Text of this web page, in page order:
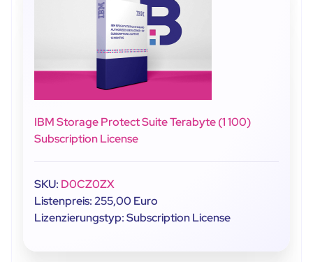
IBM Storage Protect Suite Terabyte (1 100)
Subscription License
SKU: D0CZ0ZX
Listenpreis: 255,00 Euro
Lizenzierungstyp: Subscription License